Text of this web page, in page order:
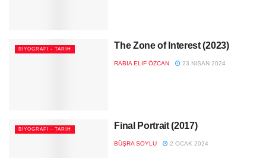
BIYOGRAFI - TARIH The Zone of Interest (2023)
RABIA ELIF ÖZCAN 23 NISAN 2024
BIYOGRAFI - TARIH Final Portrait (2017)
BÜŞRA SOYLU 2 OCAK 2024